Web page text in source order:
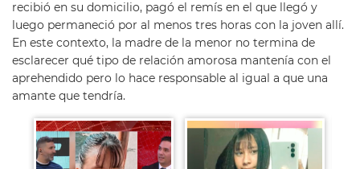
recibió en su domicilio, pagó el remís en el que llegó y
luego permaneció por al menos tres horas con la joven allí.
En este contexto, la madre de la menor no termina de
esclarecer qué tipo de relación amorosa mantenía con el
aprehendido pero lo hace responsable al igual a que una
amante que tendría.